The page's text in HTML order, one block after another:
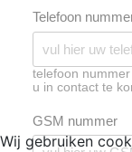
Telefoon
telefoon
u in contact te
GSM nummer
Wij gebruiken